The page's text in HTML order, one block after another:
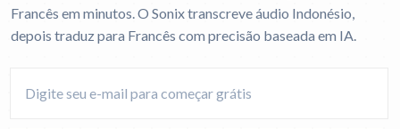
Francês em minutos. O Sonix transcreve áudio Indonésio,
depois traduz para Francês com precisão baseada em IA.